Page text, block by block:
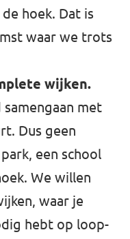
hoek. Dat is
waar we trots
wijken.
met
Dus geen
een school
We willen
waar je
hebt op loop-